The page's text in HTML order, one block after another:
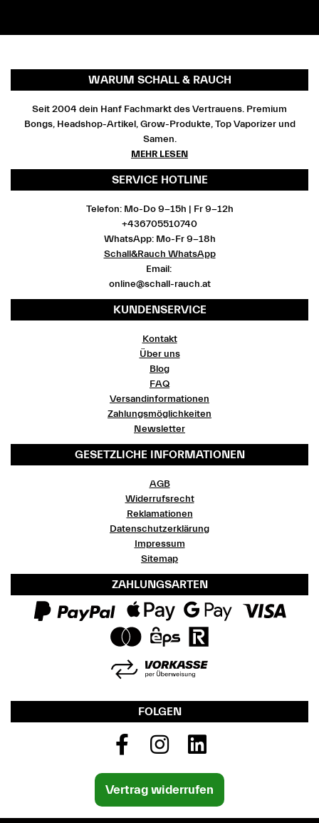
WARUM SCHALL & RAUCH
Seit 2004 dein Hanf Fachmarkt des Vertrauens. Premium
Bongs, Headshop-Artikel, Grow-Produkte, Top Vaporizer und
Samen.
MEHR LESEN
SERVICE HOTLINE
Telefon: Mo-Do 9-15h | Fr 9-12h
+436705510740
WhatsApp: Mo-Fr 9-18h
Schall&Rauch WhatsApp
Email:
online@schall-rauch.at
KUNDENSERVICE
Kontakt
Über uns
Blog
FAQ
Versandinformationen
Zahlungsmöglichkeiten
Newsletter
GESETZLICHE INFORMATIONEN
AGB
Widerrufsrecht
Reklamationen
Datenschutzerklärung
Impressum
Sitemap
ZAHLUNGSARTEN
FOLGEN
Vertrag widerrufen